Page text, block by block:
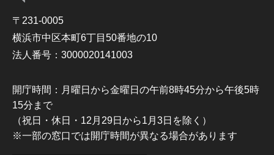
〒231-0005
横浜市中区本町6丁目50番地の10
法人番号：3000020141003
開庁時間：月曜日から金曜日の午前8時45分から午後5時
15分まで
（祝日・休日・12月29日から1月3日を除く）
※一部の窓口では開庁時間が異なる場合があります